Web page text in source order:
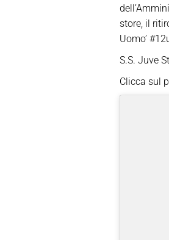
store, il
Uomo’
S.S. Juve
Clicca sul